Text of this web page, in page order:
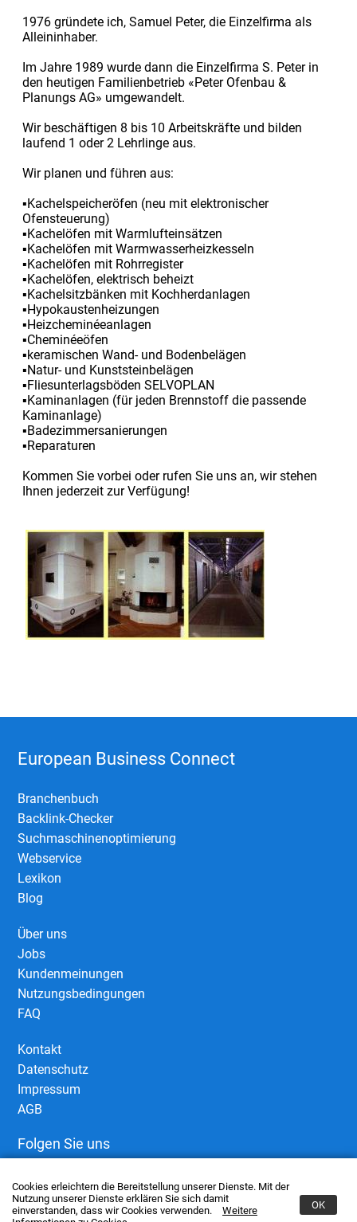
Cookies erleichtern die Bereitstellung unserer Dienste. Mit der
Nutzung unserer Dienste erklären Sie sich damit
einverstanden, dass wir Cookies verwenden.
Weitere
OK
1976 gründete ich, Samuel Peter, die Einzelfirma als
Alleininhaber.
Im Jahre 1989 wurde dann die Einzelfirma S. Peter in
den heutigen Familienbetrieb «Peter Ofenbau &
Planungs AG» umgewandelt.
Wir beschäftigen 8 bis 10 Arbeitskräfte und bilden
laufend 1 oder 2 Lehrlinge aus.
Wir planen und führen aus:
▪Kachelspeicheröfen (neu mit elektronischer
Ofensteuerung)
▪Kachelöfen mit Warmlufteinsätzen
▪Kachelöfen mit Warmwasserheizkesseln
▪Kachelöfen mit Rohrregister
▪Kachelöfen, elektrisch beheizt
▪Kachelsitzbänken mit Kochherdanlagen
▪Hypokaustenheizungen
▪Heizcheminéeanlagen
▪Cheminéeöfen
▪keramischen Wand- und Bodenbelägen
▪Natur- und Kunststeinbelägen
▪Fliesunterlagsböden SELVOPLAN
▪Kaminanlagen (für jeden Brennstoff die passende
Kaminanlage)
▪Badezimmersanierungen
▪Reparaturen
Kommen Sie vorbei oder rufen Sie uns an, wir stehen
Ihnen jederzeit zur Verfügung!
European Business Connect
Branchenbuch
Backlink-Checker
Suchmaschinenoptimierung
Webservice
Lexikon
Blog
Über uns
Jobs
Kundenmeinungen
Nutzungsbedingungen
FAQ
Kontakt
Datenschutz
Impressum
AGB
Folgen Sie uns